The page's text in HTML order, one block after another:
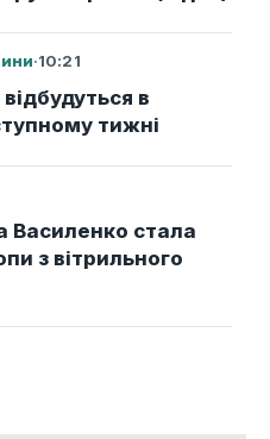
·10:21
в
тижні
Василенко стала
з вітрильного